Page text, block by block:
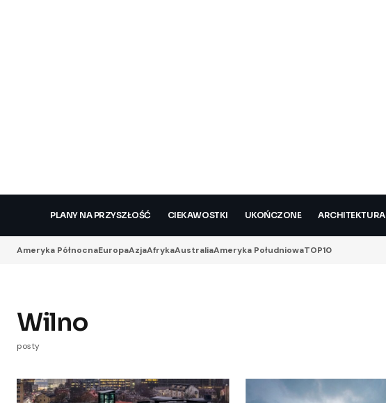
PLANY NA PRZYSZŁOŚĆ CIEKAWOSTKI UKOŃCZONE ARCHITEKTURA
Ameryka PółnocnaEuropaAzjaAfrykaAustraliaAmeryka PołudniowaTOP10
Wilno
posty